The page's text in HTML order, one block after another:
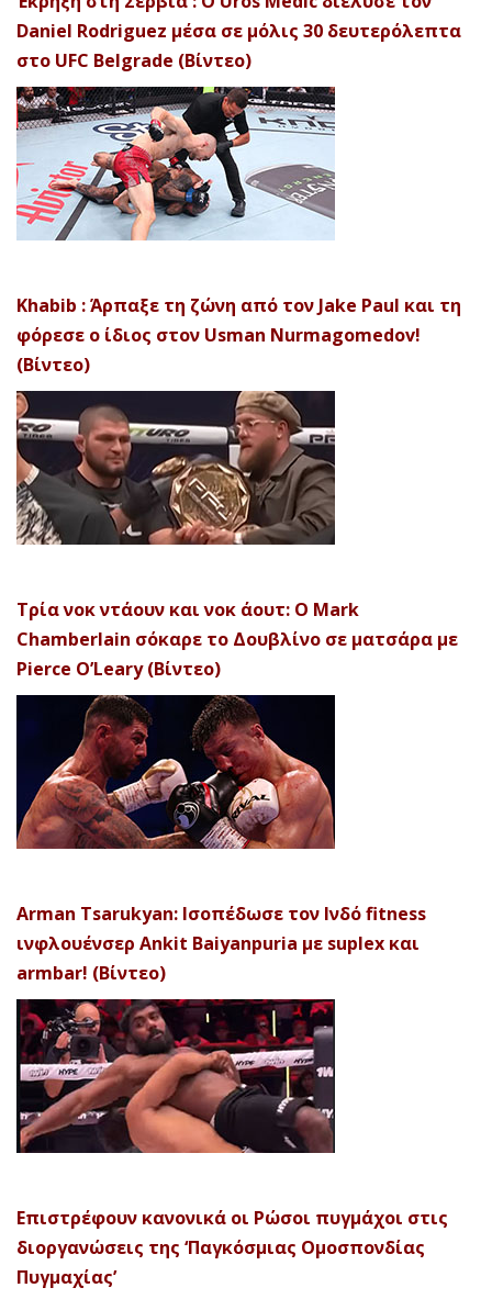
Daniel Rodriguez μέσα σε μόλις 30 δευτερόλεπτα
στο UFC Belgrade (Βίντεο)
Khabib : Άρπαξε τη ζώνη από τον Jake Paul και τη
φόρεσε ο ίδιος στον Usman Nurmagomedov!
(Βίντεο)
Τρία νοκ ντάουν και νοκ άουτ: Ο Mark
Chamberlain σόκαρε το Δουβλίνο σε ματσάρα με
Pierce O’Leary (Βίντεο)
Arman Tsarukyan: Ισοπέδωσε τον Ινδό fitness
ινφλουένσερ Ankit Baiyanpuria με suplex και
armbar! (Βίντεο)
Επιστρέφουν κανονικά οι Ρώσοι πυγμάχοι στις
διοργανώσεις της ‘Παγκόσμιας Ομοσπονδίας
Πυγμαχίας’